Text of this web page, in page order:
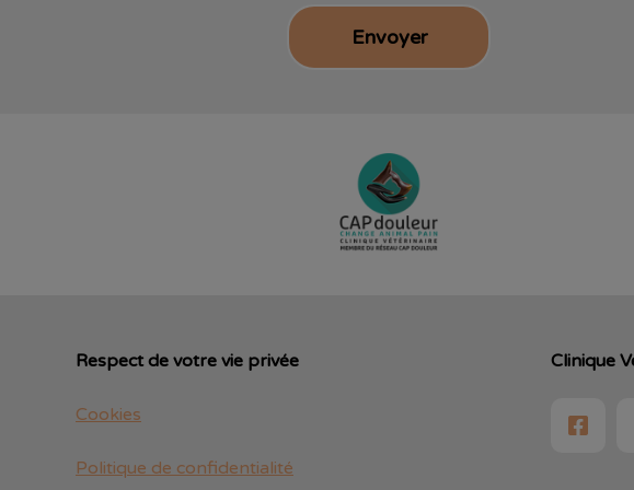
Respect de votre vie privée
Cookies
Politique de confidentialité
Clinique